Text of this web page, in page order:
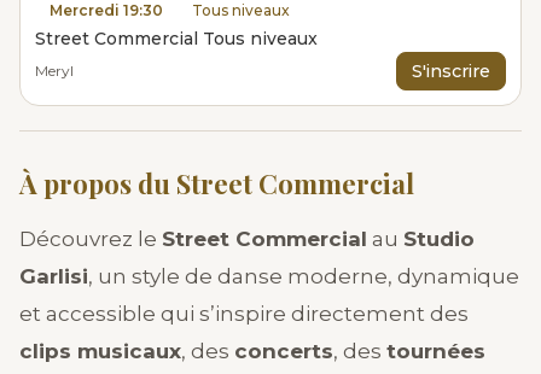
À propos du Street Commercial
Découvrez le Street Commercial au Studio
Garlisi, un style de danse moderne, dynamique
et accessible qui s’inspire directement des
clips musicaux, des concerts, des tournées
Mercredi 19:30 Tous niveaux
Street Commercial Tous niveaux
Meryl S'inscrire